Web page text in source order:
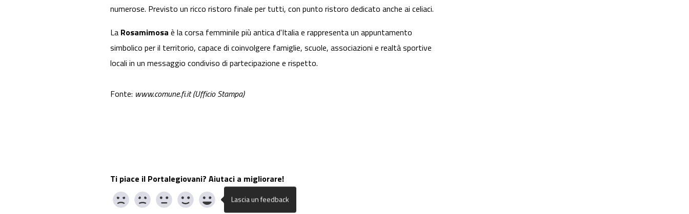
numerose. Previsto un ricco ristoro finale per tutti, con punto ristoro dedicato anche ai celiaci.
La Rosamimosa è la corsa femminile più antica d'Italia e rappresenta un appuntamento
simbolico per il territorio, capace di coinvolgere famiglie, scuole, associazioni e realtà sportive
locali in un messaggio condiviso di partecipazione e rispetto.
Fonte: www.comune.fi.it (Ufficio Stampa)
Ti piace il Portalegiovani? Aiutaci a migliorare!